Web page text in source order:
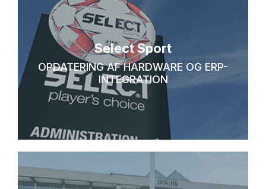
Select Sport
OPDATERING AF HARDWARE OG ERP-
INTEGRATION